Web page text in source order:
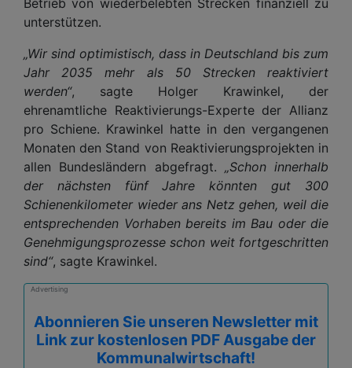
unterstützen.
„Wir sind optimistisch, dass in Deutschland bis zum
Jahr 2035 mehr als 50 Strecken reaktiviert
werden“, sagte Holger Krawinkel, der
ehrenamtliche Reaktivierungs-Experte der Allianz
pro Schiene. Krawinkel hatte in den vergangenen
Monaten den Stand von Reaktivierungsprojekten in
allen Bundesländern abgefragt. „Schon innerhalb
der nächsten fünf Jahre könnten gut 300
Schienenkilometer wieder ans Netz gehen, weil die
entsprechenden Vorhaben bereits im Bau oder die
Genehmigungsprozesse schon weit fortgeschritten
sind“, sagte Krawinkel.
Advertising
Abonnieren Sie unseren Newsletter mit
Link zur kostenlosen PDF Ausgabe der
Kommunalwirtschaft!